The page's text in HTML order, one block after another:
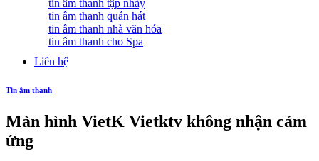
tin âm thanh tập nhảy
tin âm thanh quán hát
tin âm thanh nhà văn hóa
tin âm thanh cho Spa
Liên hệ
Tin âm thanh
Màn hình VietK Vietktv không nhận cảm
ứng